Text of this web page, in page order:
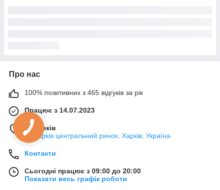
Про нас
100% позитивних з 465 відгуків за рік
Працює з 14.07.2023
м. Харків
м. Харків центральний ринок, Харків, Україна
Контакти
Сьогодні працює з 09:00 до 20:00
Показати весь графік роботи